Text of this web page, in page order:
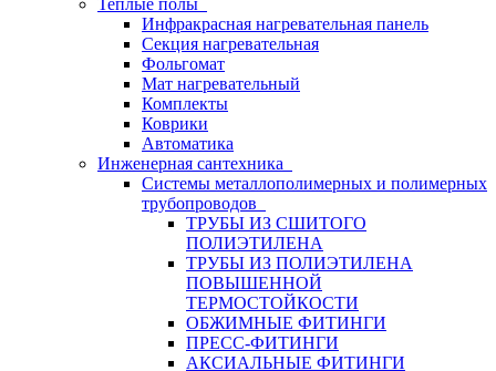
Теплые полы
Инфракрасная нагревательная панель
Секция нагревательная
Фольгомат
Мат нагревательный
Комплекты
Коврики
Автоматика
Инженерная сантехника
Системы металлополимерных и полимерных
трубопроводов
ТРУБЫ ИЗ СШИТОГО
ПОЛИЭТИЛЕНА
ТРУБЫ ИЗ ПОЛИЭТИЛЕНА
ПОВЫШЕННОЙ
ТЕРМОСТОЙКОСТИ
ОБЖИМНЫЕ ФИТИНГИ
ПРЕСС-ФИТИНГИ
АКСИАЛЬНЫЕ ФИТИНГИ